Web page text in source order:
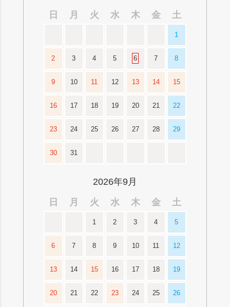
日
月 火 水 木 金 土
1
2 3 4 5 6 7 8
9 10 11 12 13 14 15
16 17 18 19 20 21 22
23 24 25 26 27 28 29
30 31
2026年9月
日
月 火 水 木 金 土
1 2 3 4 5
6 7 8 9 10 11 12
13 14 15 16 17 18 19
20 21 22 23 24 25 26